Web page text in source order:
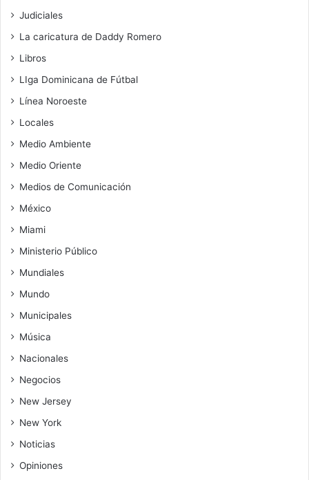
Judiciales
La caricatura de Daddy Romero
Libros
LIga Dominicana de Fútbal
Línea Noroeste
Locales
Medio Ambiente
Medio Oriente
Medios de Comunicación
México
Miami
Ministerio Público
Mundiales
Mundo
Municipales
Música
Nacionales
Negocios
New Jersey
New York
Noticias
Opiniones